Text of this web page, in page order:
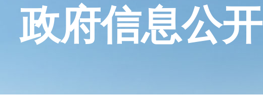
政府信息公开